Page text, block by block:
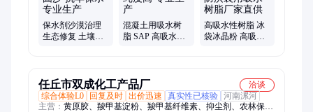
保水剂沙漠治理
生态修复 土壤保
混凝土用吸水树
脂 SAP 高吸水、
高吸水性树脂 冰
袋冰晶粉 高吸水
任丘市双成化工产品厂
洽谈
综合体验L0
回复及时 出价迅速 真实性已核验 河南漯河
主营： 黄原胶、羧甲基淀粉、羧甲基纤维素、抑尘剂、农林保水